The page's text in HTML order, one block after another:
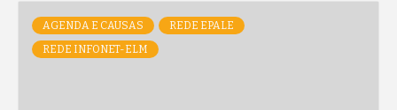
AGENDA E CAUSAS
REDE EPALE
REDE INFONET-ELM